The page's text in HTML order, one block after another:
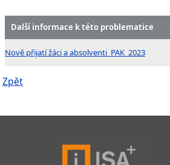
Další informace k této problematice
Nově přijatí žáci a absolventi_PAK_2023
Zpět